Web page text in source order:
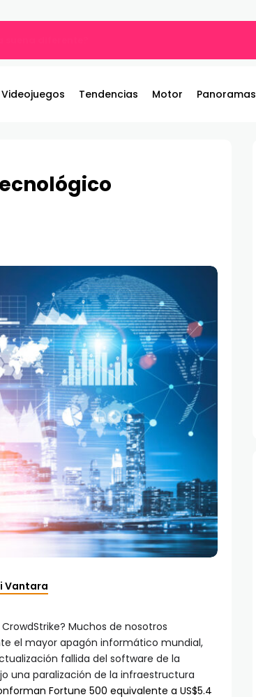
Videojuegos Tendencias Motor Panoramas
Vantara
Muchos de nosotros
el mayor apagón informático mundial,
fallida del software de la
una paralización de la infraestructura
Fortune 500 equivalente a US$5.4